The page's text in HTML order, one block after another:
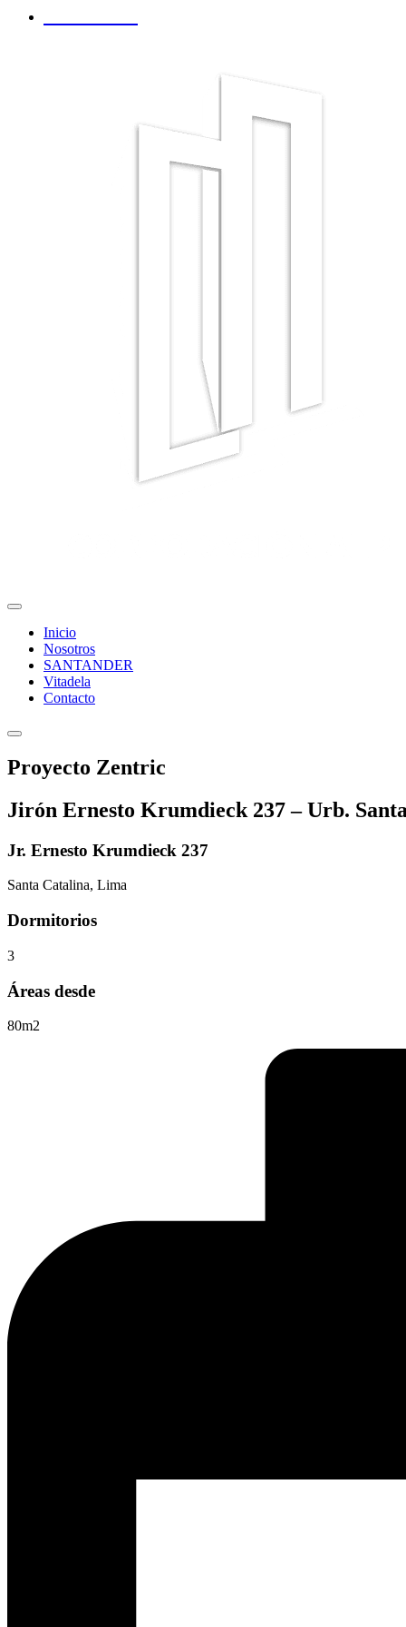
Inicio
Nosotros
SANTANDER
Vitadela
Contacto
Proyecto Zentric
Jirón Ernesto Krumdieck 237 – Urb.
Jr. Ernesto Krumdieck 237
Santa Catalina, Lima
Dormitorios
3
Áreas desde
80m2